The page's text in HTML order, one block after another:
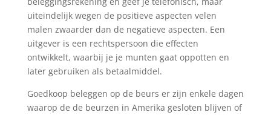
uiteindelijk wegen de positieve aspecten velen
malen zwaarder dan de negatieve aspecten. Een
uitgever is een rechtspersoon die effecten
ontwikkelt, waarbij je je munten gaat oppotten en
later gebruiken als betaalmiddel.
Goedkoop beleggen op de beurs er zijn enkele dagen
waarop de de beurzen in Amerika gesloten blijven of